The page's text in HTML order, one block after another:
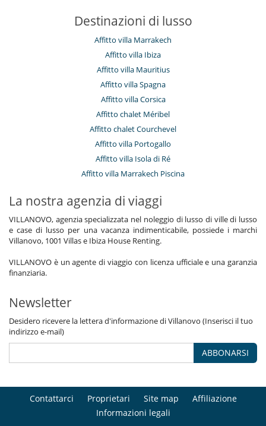
Destinazioni di lusso
Affitto villa Marrakech
Affitto villa Ibiza
Affitto villa Mauritius
Affitto villa Spagna
Affitto villa Corsica
Affitto chalet Méribel
Affitto chalet Courchevel
Affitto villa Portogallo
Affitto villa Isola di Ré
Affitto villa Marrakech Piscina
La nostra agenzia di viaggi
VILLANOVO, agenzia specializzata nel noleggio di lusso di ville di lusso
e case di lusso per una vacanza indimenticabile, possiede i marchi
Villanovo, 1001 Villas e Ibiza House Renting.
VILLANOVO è un agente di viaggio con licenza ufficiale e una garanzia
finanziaria.
Newsletter
Desidero ricevere la lettera d'informazione di Villanovo (Inserisci il tuo
indirizzo e-mail)
ABBONARSI
Contattarci Proprietari Site map
Affiliazione
Informazioni legali